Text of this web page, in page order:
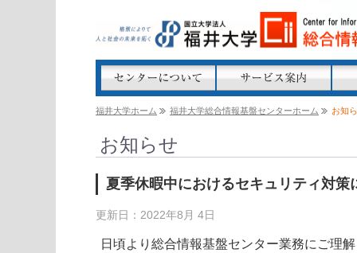
福井大学ホーム 福井大学総合情報基盤センターホーム お知
お知らせ
夏季休暇中におけるセキュリティ対策
更新日：2022年8月 4日
日頃より総合情報基盤センター業務にご理